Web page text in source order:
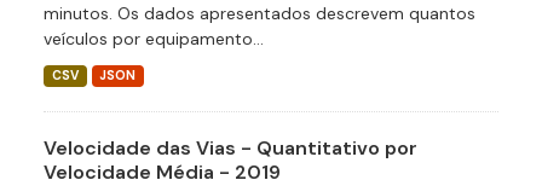
minutos. Os dados apresentados descrevem quantos
veículos por equipamento...
CSV JSON
Velocidade das Vias - Quantitativo por
Velocidade Média - 2019